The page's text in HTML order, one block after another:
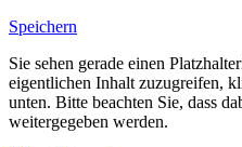
Speichern
Sie sehen gerade einen
eigentlichen Inhalt zuzugreifen,
unten. Bitte beachten Sie, dass
weitergegeben werden.